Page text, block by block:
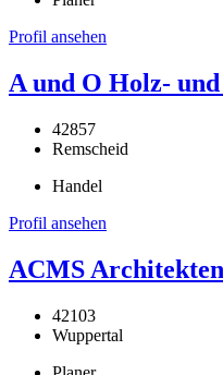
Profil ansehen
A und O Holz-
42857
Remscheid
Handel
Profil ansehen
ACMS
42103
Wuppertal